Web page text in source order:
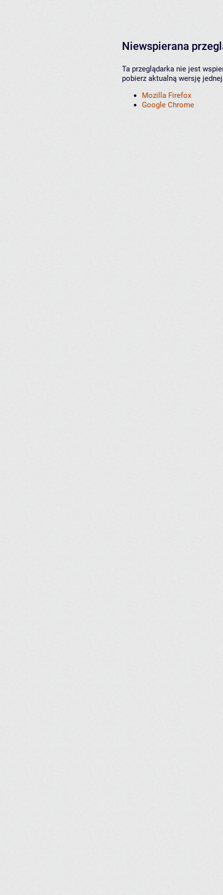
Niewspierana
Ta przeglądarka nie jest
pobierz aktualną wersję
Mozilla Firefox
Google Chrome